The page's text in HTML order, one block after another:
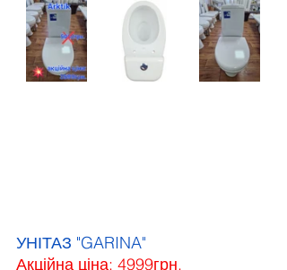
УНІТАЗ "GARINA"
Акційна ціна: 4999грн.